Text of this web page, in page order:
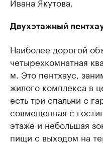
Двухэтажный
Наиболее дорогой
четырехкомнатная
м. Это пентхаус,
жилого комплекса в
есть три спальни с
совмещенная с
этаже и небольшая
пищи с выходом на